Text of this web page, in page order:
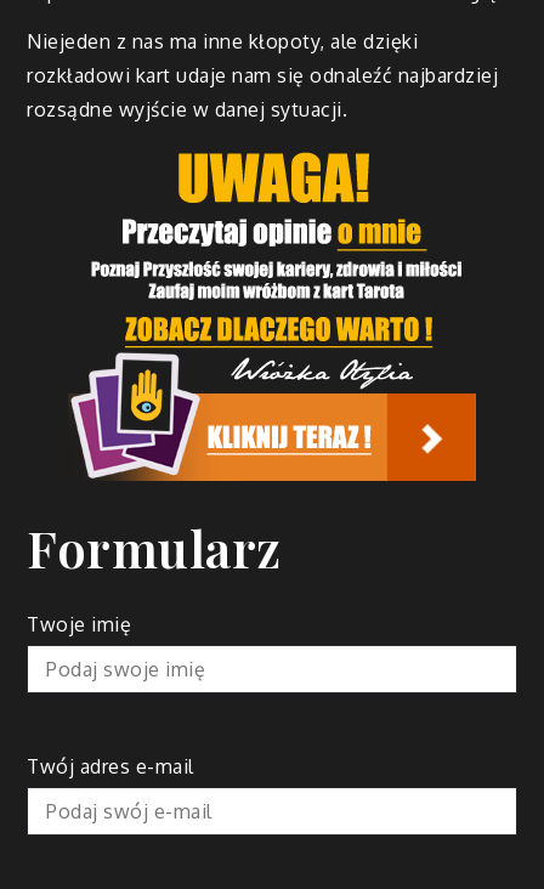
Niejeden z nas ma inne kłopoty, ale dzięki
rozkładowi kart udaje nam się odnaleźć najbardziej
rozsądne wyjście w danej sytuacji.
Formularz
Twoje imię
Twój adres e-mail